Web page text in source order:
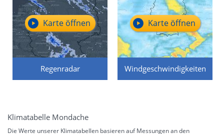
Regenradar
Karte öffnen
Windgeschwindigkeiten
Karte öffnen
Klimatabelle Mondache
Die Werte unserer Klimatabellen basieren auf Messungen an den